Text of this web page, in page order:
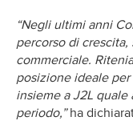
“Negli ultimi anni
percorso di
commerciale.
posizione ideale
insieme a J2L
periodo,”ha